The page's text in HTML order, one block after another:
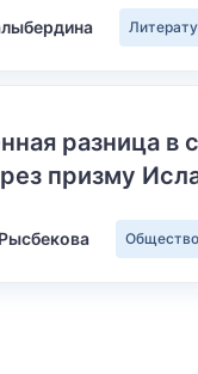
разница в
призму